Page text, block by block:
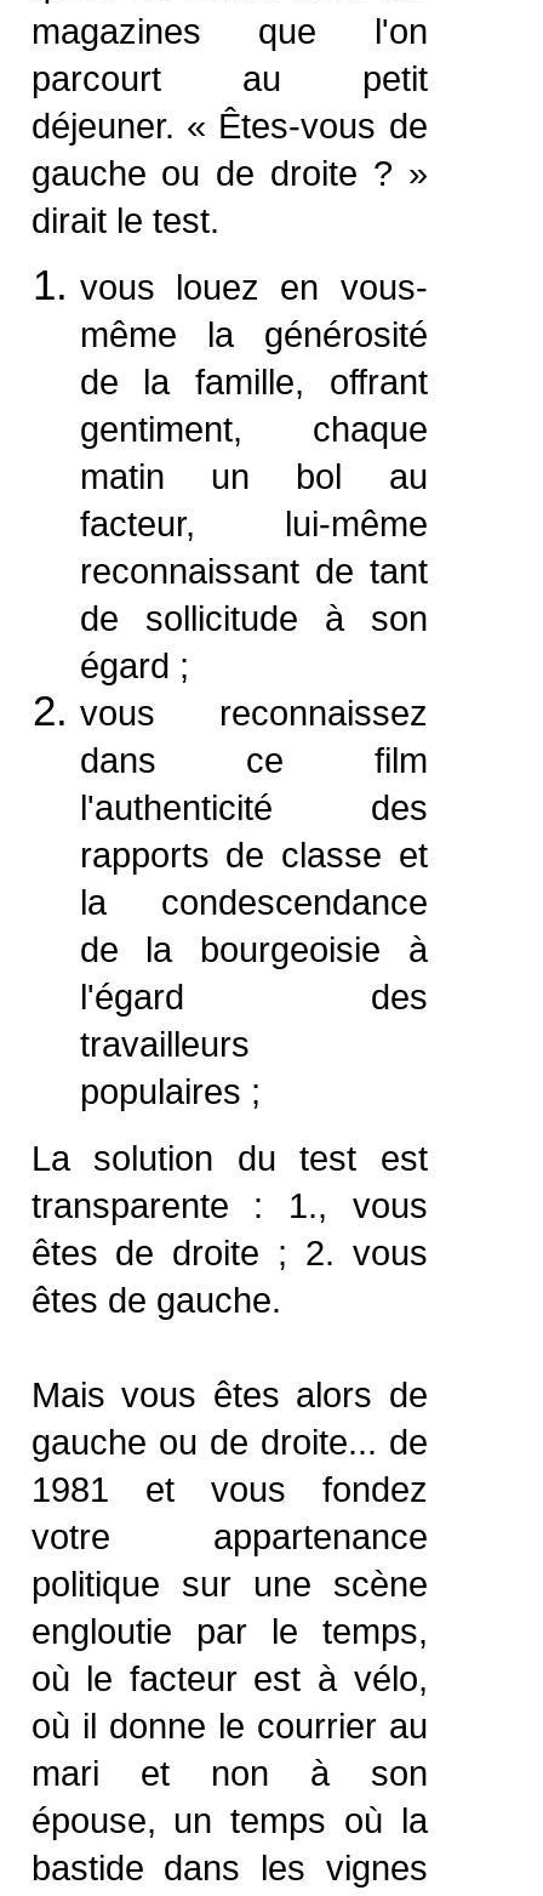
magazines que l'on
parcourt au petit
déjeuner. « Êtes-vous de
gauche ou de droite ? »
dirait le test.
vous louez en vous-
même la générosité
de la famille, offrant
gentiment, chaque
matin un bol au
facteur, lui-même
reconnaissant de tant
de sollicitude à son
égard ;
vous reconnaissez
dans ce film
l'authenticité des
rapports de classe et
la condescendance
de la bourgeoisie à
l'égard des
travailleurs
populaires ;
La solution du test est
transparente : 1., vous
êtes de droite ; 2. vous
êtes de gauche.
Mais vous êtes alors de
gauche ou de droite... de
1981 et vous fondez
votre appartenance
politique sur une scène
engloutie par le temps,
où le facteur est à vélo,
où il donne le courrier au
mari et non à son
épouse, un temps où la
bastide dans les vignes